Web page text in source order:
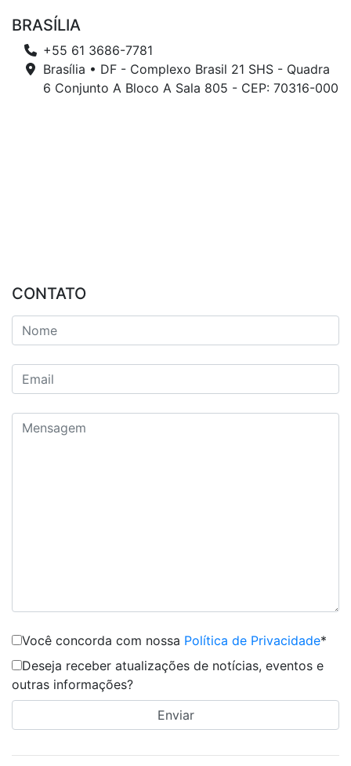
BRASÍLIA
+55 61 3686-7781
Brasília • DF - Complexo Brasil 21 SHS - Quadra
6 Conjunto A Bloco A Sala 805 - CEP: 70316-000
CONTATO
Você concorda com nossa Política de Privacidade*
Deseja receber atualizações de notícias, eventos e
outras informações?